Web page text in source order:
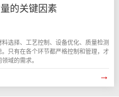
的关键因素
选择、工艺控制、设备优化、质量检测
只有在各个环节都严格控制和管理，才
域的需求。
→